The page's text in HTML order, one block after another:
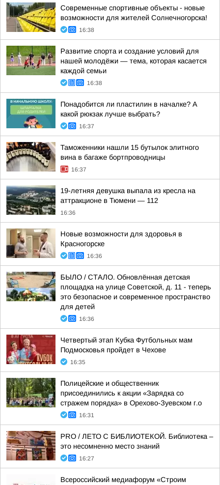
Современные спортивные объекты - новые
возможности для жителей Солнечногорска!
16:38
Развитие спорта и создание условий для
нашей молодёжи — тема, которая касается
каждой семьи
16:38
Понадобится ли пластилин в началке? А
какой рюкзак лучше выбрать?
16:37
Таможенники нашли 15 бутылок элитного
вина в багаже бортпроводницы
16:37
19-летняя девушка выпала из кресла на
аттракционе в Тюмени — 112
16:36
Новые возможности для здоровья в
Красногорске
16:36
БЫЛО / СТАЛО. Обновлённая детская
площадка на улице Советской, д. 11 - теперь
это безопасное и современное пространство
для детей
16:36
Четвертый этап Кубка Футбольных мам
Подмосковья пройдет в Чехове
16:35
Полицейские и общественник
присоединились к акции «Зарядка со
стражем порядка» в Орехово-Зуевском г.о
16:31
PRO / ЛЕТО С БИБЛИОТЕКОЙ. Библиотека –
это несомненно место знаний
16:27
Всероссийский медиафорум «Строим